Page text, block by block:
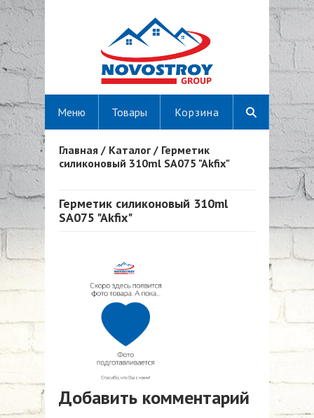
Корзина
Меню Товары
Вы здесь
Главная / Каталог / Герметик
силиконовый 310ml SA075 "Akfix"
Герметик силиконовый 310ml
SA075 "Akfix"
Добавить комментарий